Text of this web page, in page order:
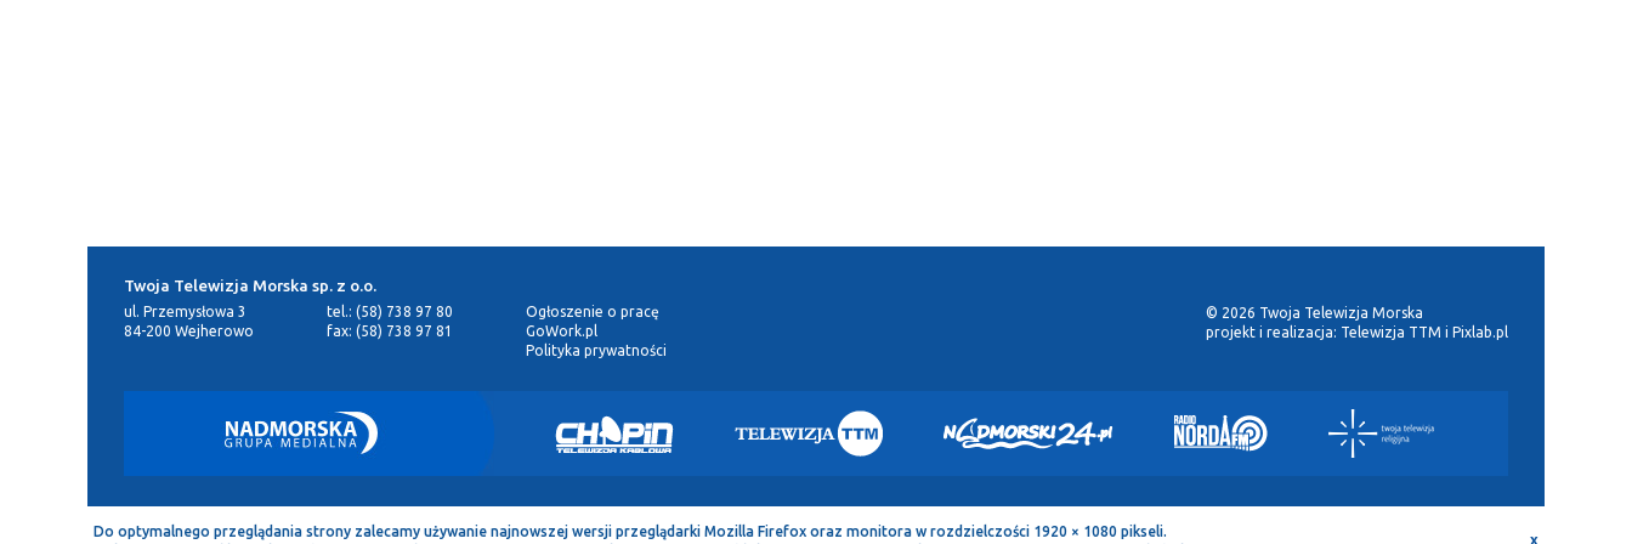
Twoja Telewizja Morska sp. z o.o.
ul. Przemysłowa 3
84-200 Wejherowo
tel.: (58) 738 97 80
fax: (58) 738 97 81
Ogłoszenie o pracę
GoWork.pl
Polityka prywatności
© 2026 Twoja Telewizja Morska
projekt i realizacja: Telewizja TTM i Pixlab.pl
Do optymalnego przeglądania strony zalecamy używanie najnowszej wersji przeglądarki Mozilla Firefox oraz monitora w rozdzielczości 1920 × 1080 pikseli.
x